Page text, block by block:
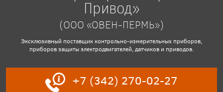
Привод»
(ООО «ОВЕН-ПЕРМЬ»)
Эксклюзивный поставщик контрольно-измерительных приборов,
приборов защиты электродвигателей, датчиков и приводов.
+7 (342) 270-02-27